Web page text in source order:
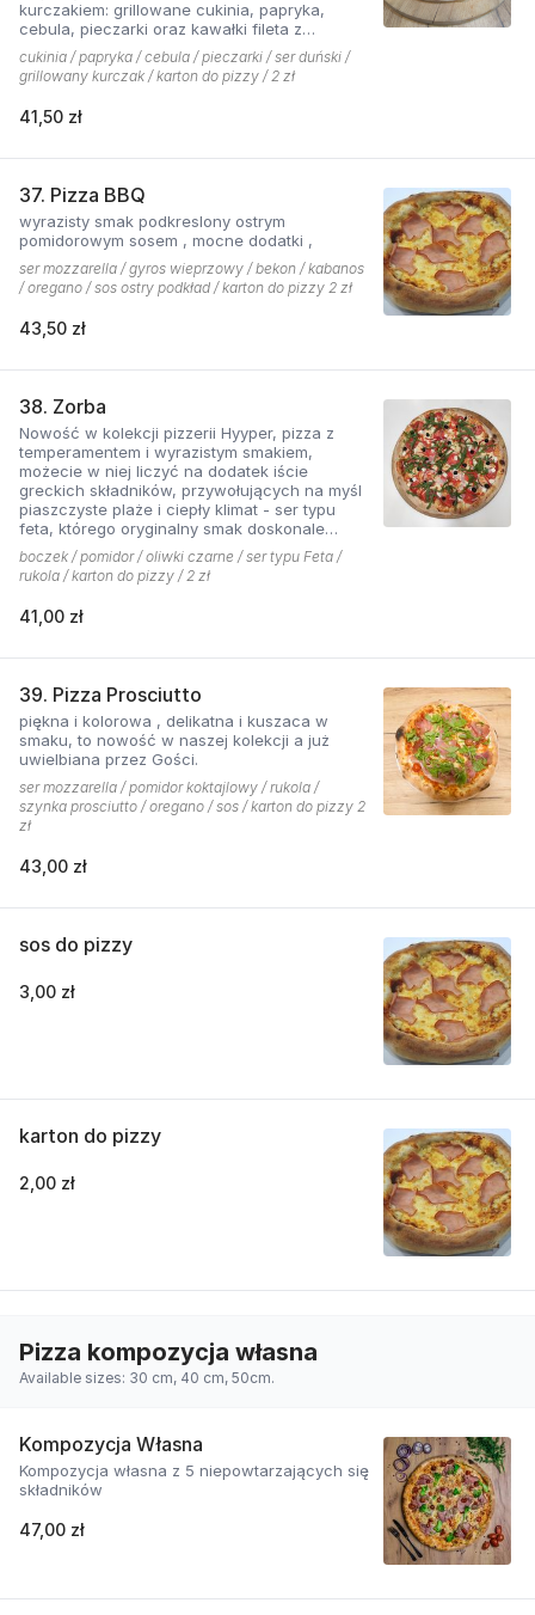
kurczakiem: grillowane cukinia, papryka,
cebula, pieczarki oraz kawałki fileta z
dodatkiem sera z niebieską pleśnią.
cukinia / papryka / cebula / pieczarki / ser duński /
grillowany kurczak / karton do pizzy / 2 zł
41,50 zł
37. Pizza BBQ
wyrazisty smak podkreslony ostrym
pomidorowym sosem , mocne dodatki ,
ser mozzarella / gyros wieprzowy / bekon / kabanos
/ oregano / sos ostry podkład / karton do pizzy 2 zł
43,50 zł
38. Zorba
Nowość w kolekcji pizzerii Hyyper, pizza z
temperamentem i wyrazistym smakiem,
możecie w niej liczyć na dodatek iście
greckich składników, przywołujących na myśl
piaszczyste plaże i ciepły klimat - ser typu
feta, którego oryginalny smak doskonale
współgra z przypieczoną czerwoną cebulką,
a także oliwki czarne, które nadają pizzy
wyjątkowo greckiego charakteru, wszystko to
grillowanego boczku. Jest to pizza dla
boją się poznawać nowych połączeń.
boczek / pomidor / oliwki czarne / ser typu Feta /
rukola / karton do pizzy / 2 zł
41,00 zł
39. Pizza Prosciutto
piękna i kolorowa , delikatna i kuszaca w
smaku, to nowość w naszej kolekcji a już
uwielbiana przez Gości.
ser mozzarella / pomidor koktajlowy / rukola /
szynka prosciutto / oregano / sos / karton do pizzy 2
zł
43,00 zł
sos do pizzy
3,00 zł
karton do pizzy
2,00 zł
Pizza kompozycja własna
Available sizes: 30 cm, 40 cm, 50cm.
Kompozycja Własna
Kompozycja własna z 5 niepowtarzających się
składników
47,00 zł